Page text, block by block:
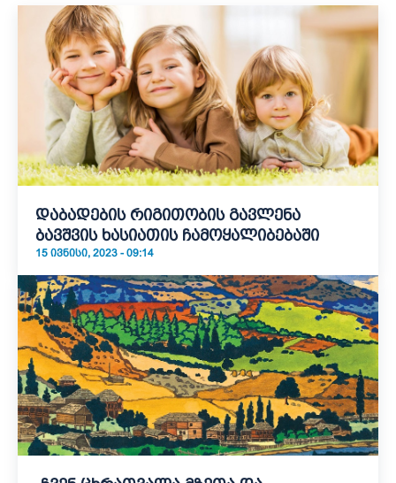
დაბადების რიგითობის გავლენა
ბავშვის ხასიათის ჩამოყალიბებაში
15 ᲘᲕᲜᲘᲡᲘ, 2023 - 09:14